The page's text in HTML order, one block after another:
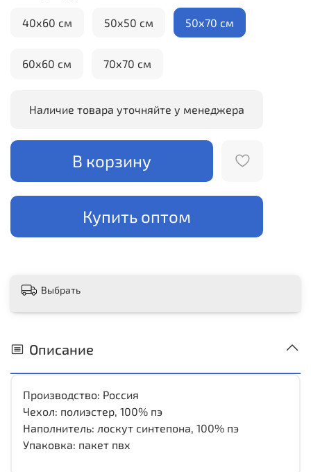
Наличие товара уточняйте у менеджера
В корзину
Купить оптом
40х60 см 50х50 см 50х70 см
60х60 см 70х70 см
Выбрать
Описание
Производство: Россия
Чехол: полиэстер, 100% пэ
Наполнитель: лоскут синтепона, 100% пэ
Упаковка: пакет пвх